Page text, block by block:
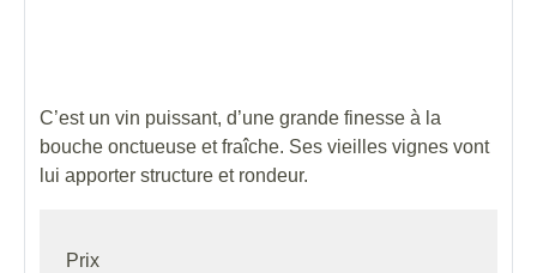
C’est un vin puissant, d’une grande finesse à la
bouche onctueuse et fraîche. Ses vieilles vignes vont
lui apporter structure et rondeur.
Prix